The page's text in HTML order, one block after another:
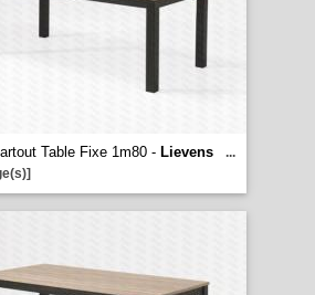
Table Fixe 1m80 - Lievens
...